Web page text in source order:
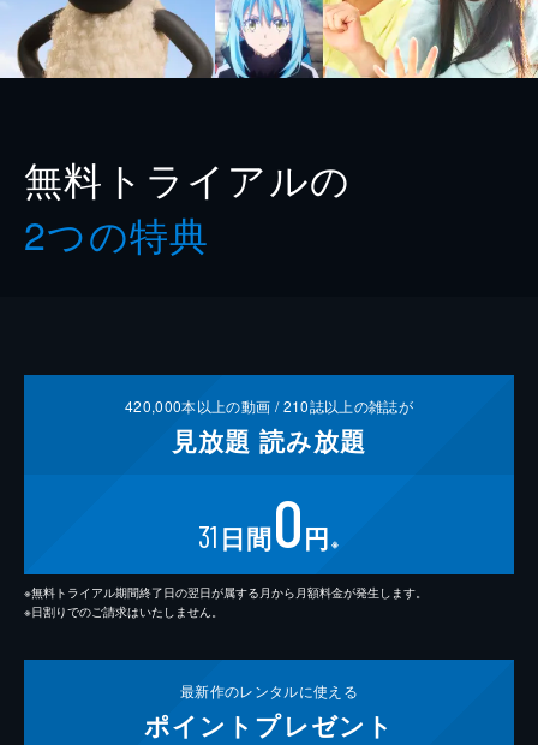
無料トライアルの
2つの特典
420,000本以上の動画 /210誌以上の雑誌が
見放題 読み放題
31 日間0円 ※
※無料トライアル期間終了日の翌日が属する月から月額料金が発生します。
※日割りでのご請求はいたしません。
最新作のレンタルに使える
ポイント プレゼント